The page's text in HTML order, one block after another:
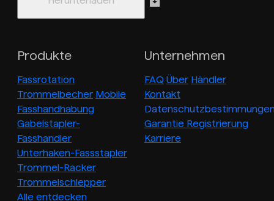
Produkte
Fassrotation
Trommelbecher Mobile
Fasshandhabung
Gabelstapler-
Fasshandler
Unterhaken-Fassstapler
Trommel-Racker
Trommelschlepper
Alle entdecken
Unternehmen
FAQ Über Händler
Kontakt
Garantie Registrierung
Karriere